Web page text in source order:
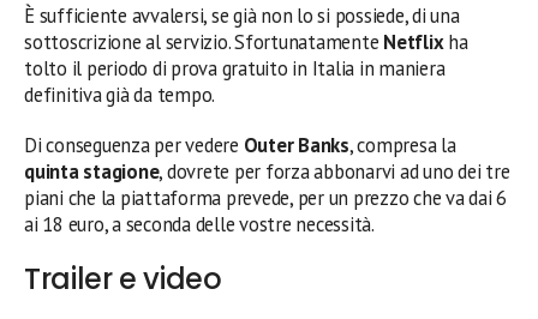
È sufficiente avvalersi, se già non lo si possiede, di una
sottoscrizione al servizio. Sfortunatamente Netflixha
tolto il periodo di prova gratuito in Italia in maniera
definitiva già da tempo.
Di conseguenza per vedere Outer Banks, compresa la
quinta stagione, dovrete per forza abbonarvi ad uno dei tre
piani che la piattaforma prevede, per un prezzo che va dai 6
ai 18 euro, a seconda delle vostre necessità.
Trailer e video